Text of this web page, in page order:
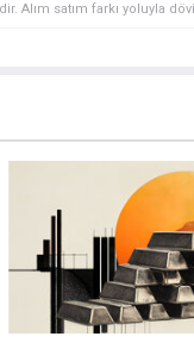
Alım satım farkı yoluyla
haber, araştırma, analiz,
tarafından genel piyasa
nedeniyle doğrudan
bir kayıp ya da hasar için